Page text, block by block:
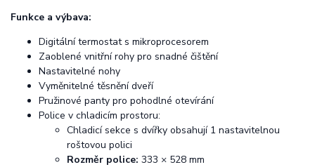
Funkce a výbava:
Digitální termostat s mikroprocesorem
Zaoblené vnitřní rohy pro snadné čištění
Nastavitelné nohy
Vyměnitelné těsnění dveří
Pružinové panty pro pohodlné otevírání
Police v chladicím prostoru:
Chladicí sekce s dvířky obsahují 1 nastavitelnou
roštovou polici
Rozměr police: 333 × 528 mm